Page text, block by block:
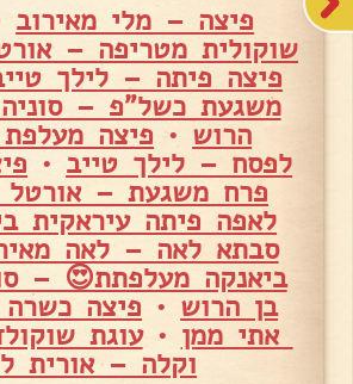
פיצה – מלי מאירוב
שוקולית מטריפה –
פיצה פיתה – לילך
משגעת כשל"פ – סוניה
הרוש• פיצה
לפסח – לילך טייב •
פרח משגעת – אורטל
לאפה פיתה עיראקית
סבתא לאה – לאה
ביאנקה מעלפתת😍 –
בן הרוש • פיצה
אתי ממן •עוגת
וקלה – אורית